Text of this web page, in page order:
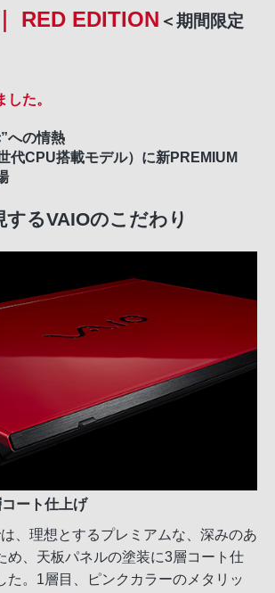
RED EDITION ＜期間限定
た。
への情熱
代CPU搭載モデル）に新PREMIUM
するVAIOのこだわり
ート仕上げ
、理想とするプレミアムな、深みのあ
め、天板パネルの塗装に3層コート仕
た。1層目、ピンクカラーのメタリッ